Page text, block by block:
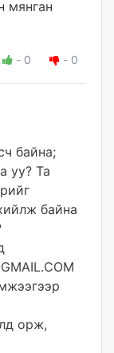
мянган
- 0 - 0
байна;
уу? Та
байна
орж,